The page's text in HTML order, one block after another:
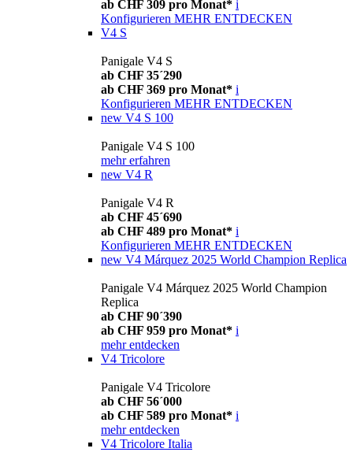
ab CHF 309 pro Monat* i
Konfigurieren MEHR ENTDECKEN
V4 S
Panigale V4 S
ab CHF 35´290
ab CHF 369 pro Monat* i
Konfigurieren MEHR ENTDECKEN
new V4 S 100
Panigale V4 S 100
mehr erfahren
new V4 R
Panigale V4 R
ab CHF 45´690
ab CHF 489 pro Monat* i
Konfigurieren MEHR ENTDECKEN
new V4 Márquez 2025 World Champion Replica
Panigale V4 Márquez 2025 World Champion
Replica
ab CHF 90´390
ab CHF 959 pro Monat* i
mehr entdecken
V4 Tricolore
Panigale V4 Tricolore
ab CHF 56´000
ab CHF 589 pro Monat* i
mehr entdecken
V4 Tricolore Italia